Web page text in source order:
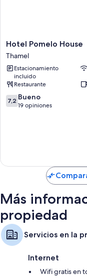
Baños con duchas y
Televisiones de
Servicio de limpieza
Hotel
Pomelo
House
Thamel
Hotel Pomelo House
Thamel
Estacionamiento
incluido
Restaurante
7.2
de
7,2 Bueno
19 opiniones
Más
propiedad
Servicios en la
Internet
Wifi gratis en